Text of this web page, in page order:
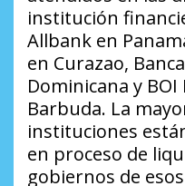
institución
Allbank en
en Curazao,
Dominicana y
Barbuda. La
instituciones
en proceso de
gobiernos de